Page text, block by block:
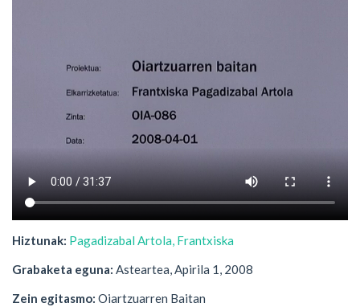
Hiztunak: Pagadizabal Artola, Frantxiska
Grabaketa eguna: Asteartea, Apirila 1, 2008
Zein egitasmo: Oiartzuarren Baitan